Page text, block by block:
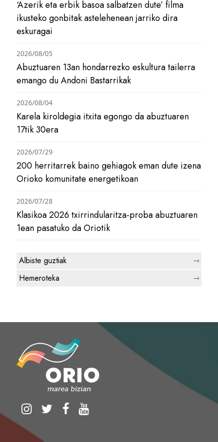
‘Azerik eta erbik basoa salbatzen dute’ filma
ikusteko gonbitak astelehenean jarriko dira
eskuragai
Abuztuaren 13an hondarrezko eskultura tailerra
emango du Andoni Bastarrikak
2026/08/05
Karela kiroldegia itxita egongo da abuztuaren
17tik 30era
2026/08/04
200 herritarrek baino gehiagok eman dute izena
Orioko komunitate energetikoan
2026/07/29
Klasikoa 2026 txirrindularitza-proba abuztuaren
1ean pasatuko da Oriotik
2026/07/28
Albiste guztiak
Hemeroteka